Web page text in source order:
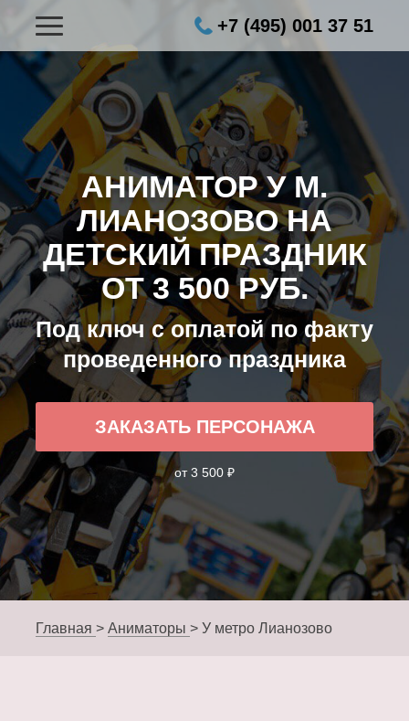
+7 (495) 001 37 51
АНИМАТОР У М.
ЛИАНОЗОВО НА
ДЕТСКИЙ ПРАЗДНИК
ОТ 3 500 РУБ.
Под ключ с оплатой по факту
проведенного праздника
ЗАКАЗАТЬ ПЕРСОНАЖА
от 3 500 ₽
Главная > Аниматоры > У метро Лианозово